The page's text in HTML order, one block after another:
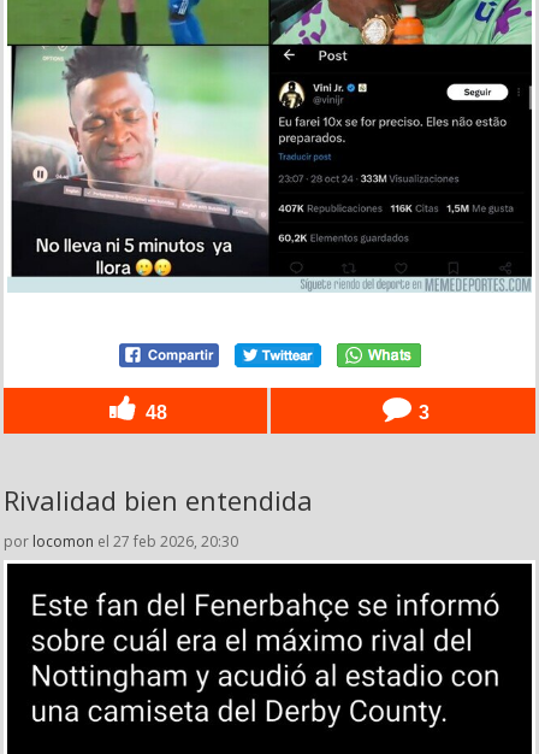
48 3
Rivalidad bien entendida
por locomon el 27 feb 2026, 20:30